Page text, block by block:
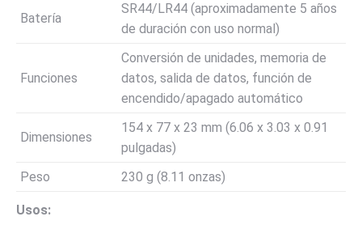
Batería
SR44/LR44 (aproximadamente 5 años
de duración con uso normal)
Funciones
Conversión de unidades, memoria de
datos, salida de datos, función de
encendido/apagado automático
Dimensiones
154 x 77 x 23 mm (6.06 x 3.03 x 0.91
pulgadas)
Peso
230 g (8.11 onzas)
Usos: